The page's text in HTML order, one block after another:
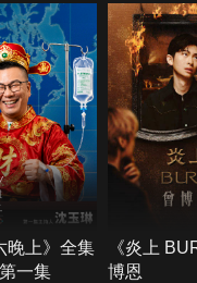
晚上》全集
一集
《炎上
博恩